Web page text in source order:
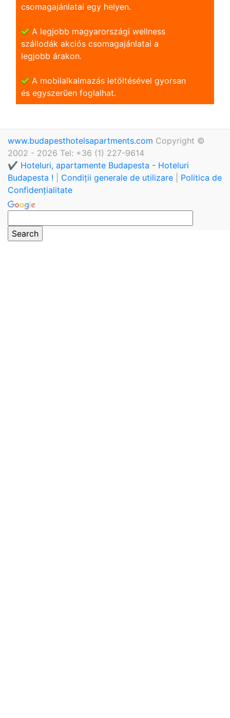
csomagajánlatai egy helyen.
A legjobb magyarországi wellness
szállodák akciós csomagajánlatai a
legjobb árakon.
A mobilalkalmazás letöltésével gyorsan
és egyszerũen foglalhat.
www.budapesthotelsapartments.com Copyright ©
2002 - 2026 Tel: +36 (1) 227-9614
✔️ Hoteluri, apartamente Budapesta - Hoteluri
Budapesta !
Condiții generale de utilizare
Politica de
Confidențialitate